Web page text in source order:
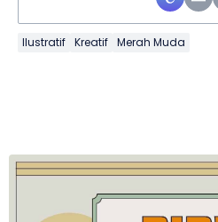
Ilustratif Kreatif Merah Muda